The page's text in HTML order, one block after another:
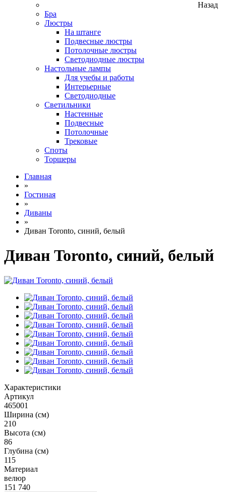
Назад
Бра
Люстры
На штанге
Подвесные люстры
Потолочные люстры
Светодиодные люстры
Настольные лампы
Для учебы и работы
Интерьерные
Светодиодные
Светильники
Настенные
Подвесные
Потолочные
Трековые
Споты
Торшеры
Главная
»
Гостиная
»
Диваны
»
Диван Toronto, синий, белый
Диван Toronto, синий, белый
Характеристики
Артикул
465001
Ширина (см)
210
Высота (см)
86
Глубина (см)
115
Материал
велюр
151 740